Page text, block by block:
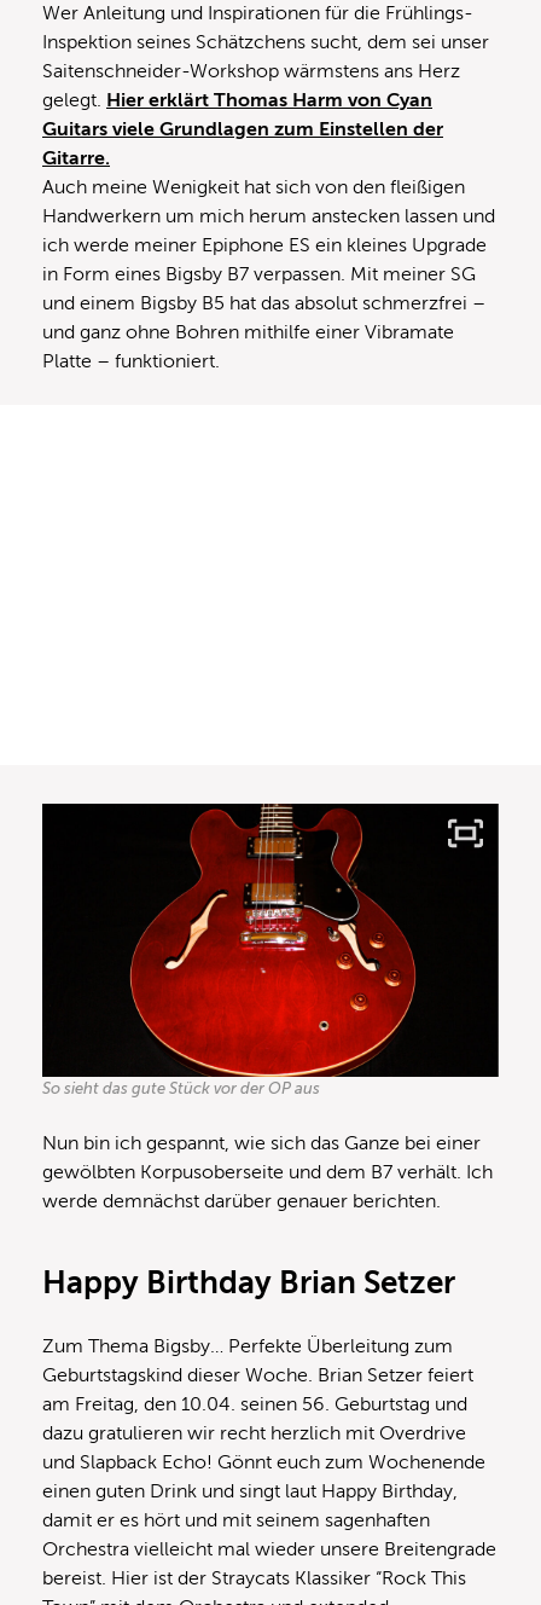
Wer Anleitung und Inspirationen für die Frühlings-
Inspektion seines Schätzchens sucht, dem sei unser
Saitenschneider-Workshop wärmstens ans Herz
gelegt. Hier erklärt Thomas Harm von Cyan
Guitars viele Grundlagen zum Einstellen der
Gitarre.
Auch meine Wenigkeit hat sich von den fleißigen
Handwerkern um mich herum anstecken lassen und
ich werde meiner Epiphone ES ein kleines Upgrade
in Form eines Bigsby B7 verpassen. Mit meiner SG
und einem Bigsby B5 hat das absolut schmerzfrei –
und ganz ohne Bohren mithilfe einer Vibramate
Platte – funktioniert.
So sieht das gute Stück vor der OP aus
Nun bin ich gespannt, wie sich das Ganze bei einer
gewölbten Korpusoberseite und dem B7 verhält. Ich
werde demnächst darüber genauer berichten.
Happy Birthday Brian Setzer
Zum Thema Bigsby… Perfekte Überleitung zum
Geburtstagskind dieser Woche. Brian Setzer feiert
am Freitag, den 10.04. seinen 56. Geburtstag und
dazu gratulieren wir recht herzlich mit Overdrive
und Slapback Echo! Gönnt euch zum Wochenende
einen guten Drink und singt laut Happy Birthday,
damit er es hört und mit seinem sagenhaften
Orchestra vielleicht mal wieder unsere Breitengrade
bereist. Hier ist der Straycats Klassiker “Rock This